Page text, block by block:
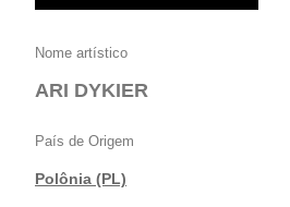
Nome artístico
ARI DYKIER
País de Origem
Polônia (PL)